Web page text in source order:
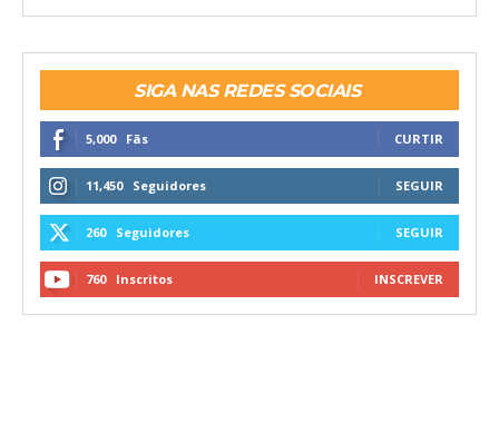
SIGA NAS REDES SOCIAIS
5,000 Fãs CURTIR
11,450 Seguidores SEGUIR
260 Seguidores SEGUIR
760 Inscritos INSCREVER